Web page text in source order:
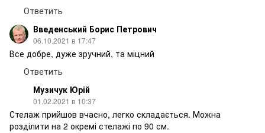
Ответить
Введенський Борис Петрович
06.10.2021 в 17:47
Все добре, дуже зручний, та міцний
Ответить
Музичук Юрій
01.02.2021 в 10:37
Стелаж прийшов вчасно, легко складається. Можна
розділити на 2 окремі стелажі по 90 см.